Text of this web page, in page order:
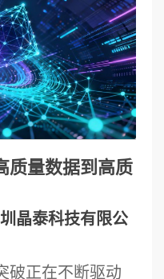
的局限性、可能
作为"新质生产
位和先导作用前
科技竞争格局的
算以 E 级并行算
，支撑大气海
、量子化学等多
则重构 “数据驱
动科学研究提升精
短研究周期催
领域，双引擎推
AI 构建虚拟实验
质量数据到高质
晶泰科技有限公
破正在不断驱动